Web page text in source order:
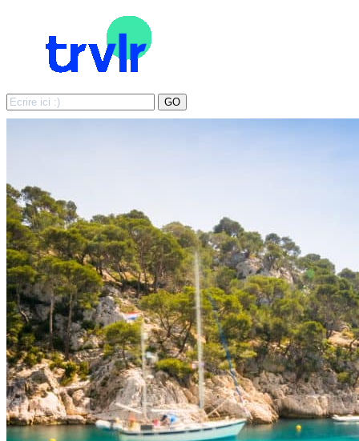
Search
for:
GO